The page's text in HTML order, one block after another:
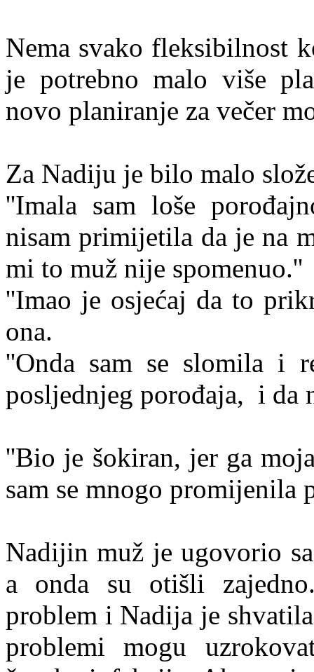
Nema svako fleksibilnost
je potrebno malo više
novo planiranje za večer
Za Nadiju je bilo malo
''Imala sam loše
nisam primijetila da je na
mi to muž nije spomenuo.''
''Imao je osjećaj da to
ona.
''Onda sam se slomila i
posljednjeg porođaja, i da
''Bio je šokiran, jer ga
sam se mnogo promijenila
Nadijin muž je ugovorio
a onda su otišli
problem i Nadija je
problemi mogu